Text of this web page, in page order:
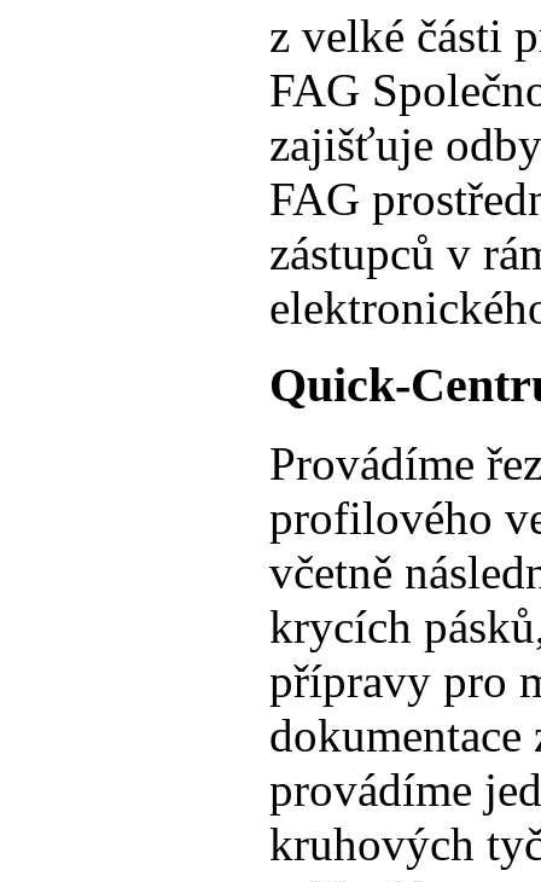
z velké části
FAG
zajišťuje
FAG
zástupců v
Quick-
Provádíme
profilového
včetně
krycích
přípravy pro
dokumentace
provádíme
kruhových